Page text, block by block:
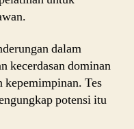
dalam
kecerdasan dominan
kepemimpinan. Tes
potensi itu